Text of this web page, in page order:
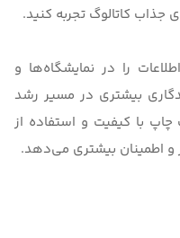
جذاب کاتالوگ تجربه کنید.
را در نمایشگاه‌ها و
بیشتری در مسیر رشد
چاپ با کیفیت و استفاده از
و اطمینان بیشتری می‌دهد.